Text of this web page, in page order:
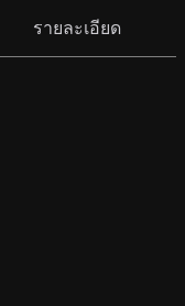
รายละเอียด